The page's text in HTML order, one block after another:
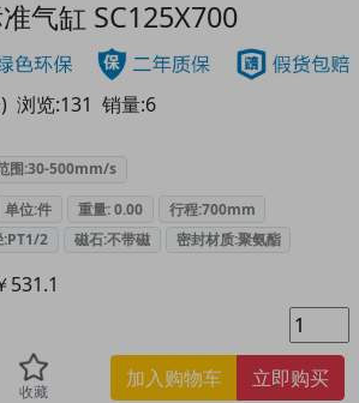
气缸 SC125X700
浏览:131 销量:6
围:30-500mm/s
单位:件 重量: 0.00
行程:700mm
:PT1/2 磁石:不带磁 密封材质:聚氨酯
531.1
收藏
加入购物车 立即购买